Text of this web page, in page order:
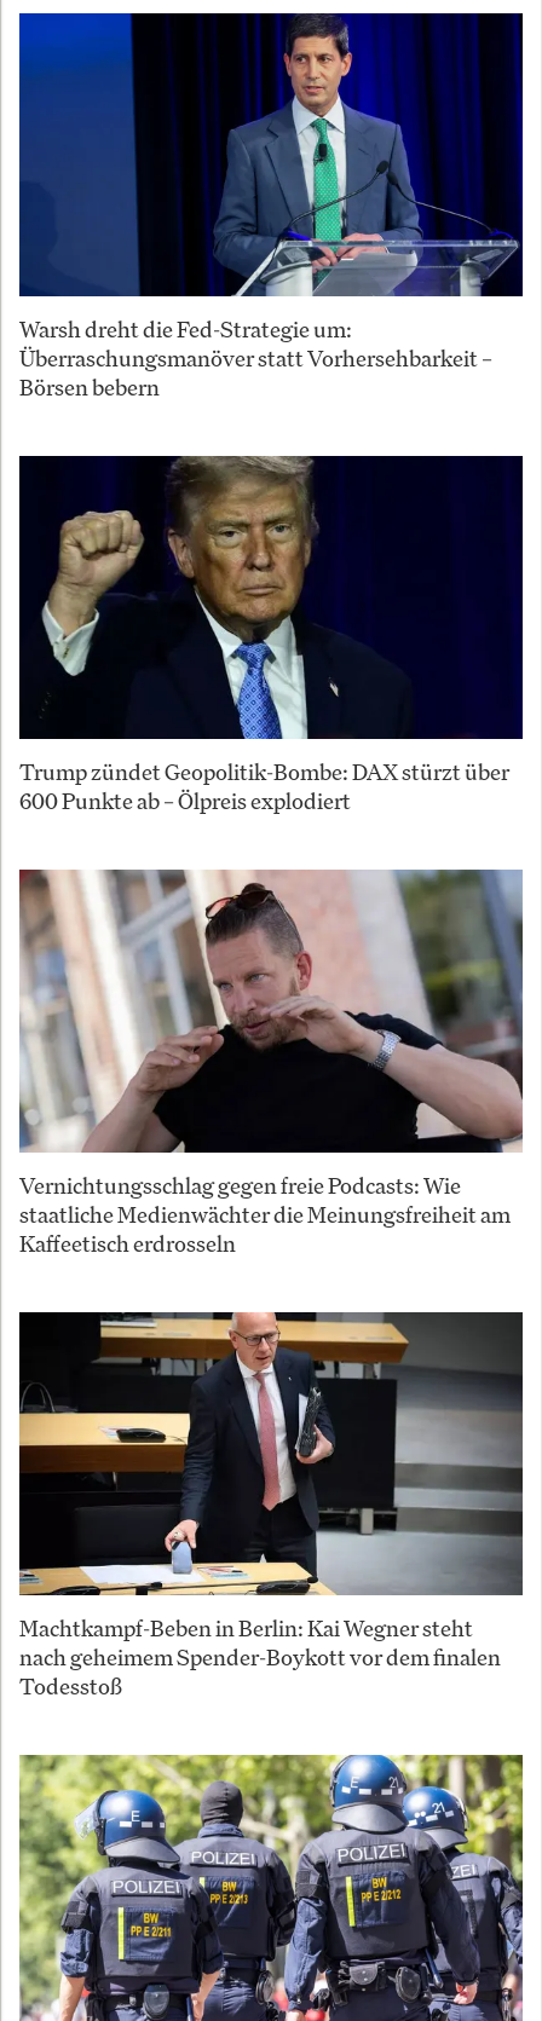
Warsh dreht die Fed-Strategie um:
Überraschungsmanöver statt Vorhersehbarkeit –
Börsen bebern
Trump zündet Geopolitik-Bombe: DAX stürzt über
600 Punkte ab – Ölpreis explodiert
Vernichtungsschlag gegen freie Podcasts: Wie
staatliche Medienwächter die Meinungsfreiheit am
Kaffeetisch erdrosseln
Machtkampf-Beben in Berlin: Kai Wegner steht
nach geheimem Spender-Boykott vor dem finalen
Todesstoß